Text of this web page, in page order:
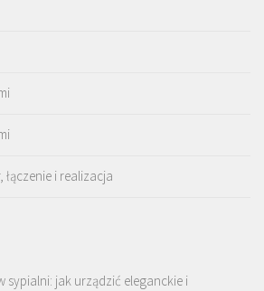
łączenie i realizacja
sypialni: jak urządzić eleganckie i